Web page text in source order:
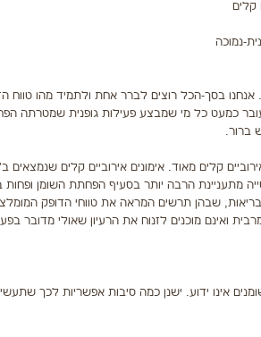
קלים
נמוכה
בסך-הכל רוצים לברר אחת ולתמיד מהו טווח
עובר כמעט כל מי שמבצע פעילות גופנית שמטרתה
ברור.
קלים מאוד. אימונים אירוביים קלים שנמצאים
מתעניינת הרבה יותר בסעיף הפחתת השומן
שבהן תרשים המראה את טווחי הדופק
ואינם מוכנים לזנוח את הרעיון שאולי מדובר
אינו ידוע. ישנן כמה סיבות אפשריות לכך